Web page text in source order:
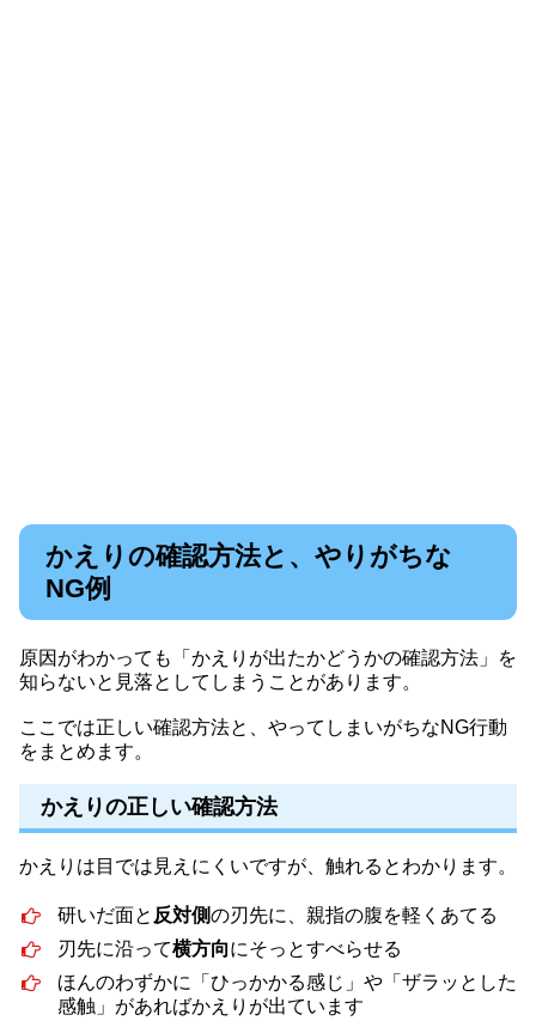
かえりの確認方法と、やりがちな
NG例
原因がわかっても「かえりが出たかどうかの確認方法」を
知らないと見落としてしまうことがあります。
ここでは正しい確認方法と、やってしまいがちなNG行動
をまとめます。
かえりの正しい確認方法
かえりは目では見えにくいですが、触れるとわかります。
研いだ面と 反対側の刃先に、親指の腹を軽くあてる
刃先に沿って横方向にそっとすべらせる
ほんのわずかに「ひっかかる感じ」や「ザラッとした
感触」があればかえりが出ています